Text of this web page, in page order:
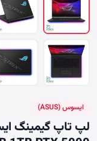
ایسوس (ASUS)